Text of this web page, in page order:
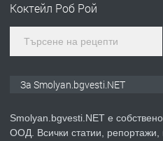
Коктейл Роб Рой
За Smolyan.bgvesti.NET
Smolyan.bgvesti.NET е
ООД. Всички статии, репортажи,